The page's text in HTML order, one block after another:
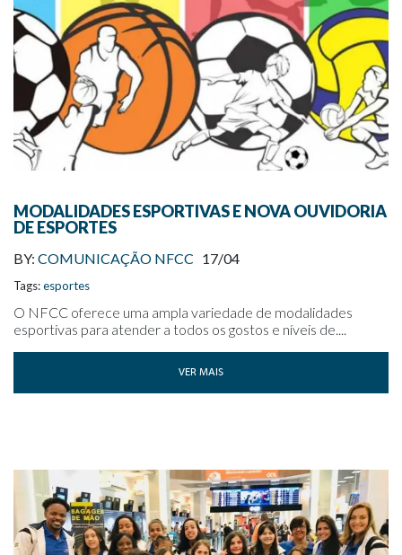
MODALIDADES ESPORTIVAS E NOVA OUVIDORIA
DE ESPORTES
BY: COMUNICAÇÃO NFCC 17/04
Tags:esportes
O NFCC oferece uma ampla variedade de modalidades
esportivas para atender a todos os gostos e níveis de....
VER MAIS